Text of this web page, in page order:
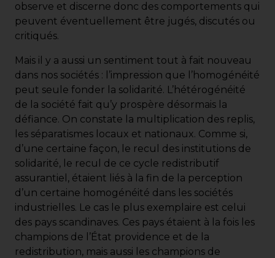
observe et discerne donc des comportements qui
peuvent éventuellement être jugés, discutés ou
critiqués.
Mais il y a aussi un sentiment tout à fait nouveau
dans nos sociétés : l’impression que l’homogénéité
peut seule fonder la solidarité. L’hétérogénéité
de la société fait qu’y prospère désormais la
défiance. On constate la multiplication des replis,
les séparatismes locaux et nationaux. Comme si,
d’une certaine façon, le recul des institutions de
solidarité, le recul de ce cycle redistributif
assurantiel, étaient liés à la fin de la perception
d’un certaine homogénéité dans les sociétés
industrielles. Le cas le plus exemplaire est celui
des pays scandinaves. Ces pays étaient à la fois les
champions de l’État providence et de la
redistribution, mais aussi les champions de